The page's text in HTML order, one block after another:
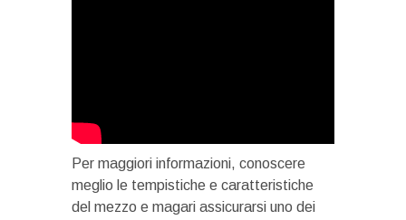
Per maggiori informazioni, conoscere
meglio le tempistiche e caratteristiche
del mezzo e magari assicurarsi uno dei